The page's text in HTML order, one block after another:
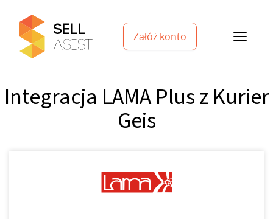
Załóż konto
Integracja LAMA Plus z Kurier
Geis